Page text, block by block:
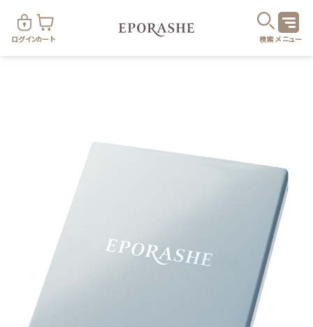
ログインカート 検索メニュー
カテゴ
お得なセット・キャンペーン
全商品一覧